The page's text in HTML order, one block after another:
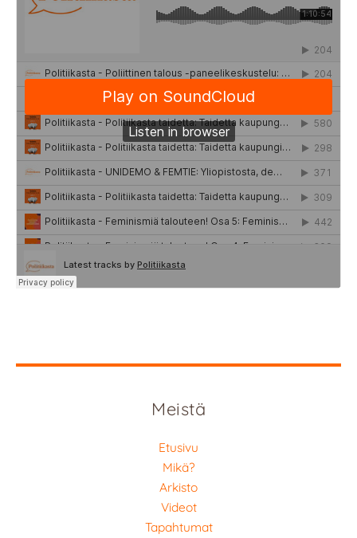
Meistä
Etusivu
Mikä?
Arkisto
Videot
Tapahtumat